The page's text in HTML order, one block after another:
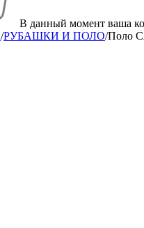
В данный момент ваша
/РУБАШКИ И ПОЛО/Поло